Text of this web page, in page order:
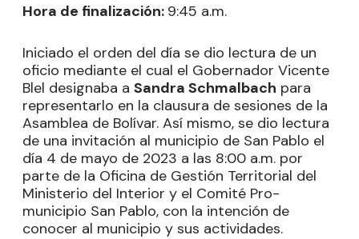
Hora de finalización: 9:45 a.m.
Iniciado el orden del día se dio lectura de un
oficio mediante el cual el Gobernador Vicente
Blel designaba a Sandra Schmalbach para
representarlo en la clausura de sesiones de la
Asamblea de Bolívar. Así mismo, se dio lectura
de una invitación al municipio de San Pablo el
día 4 de mayo de 2023 a las 8:00 a.m. por
parte de la Oficina de Gestión Territorial del
Ministerio del Interior y el Comité Pro-
municipio San Pablo, con la intención de
conocer al municipio y sus actividades.